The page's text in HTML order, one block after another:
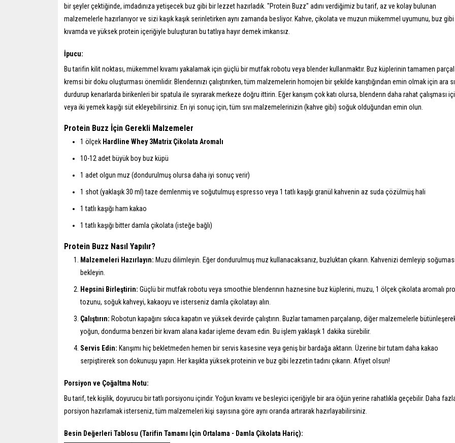
bir şeyler çektiğinde, imdadınıza yetişecek buz gibi bir lezzet hazırladık. "Protein Buzz" adını verdiğimiz bu tarif, az ve kolay bulunan
malzemelerle hazırlanıyor ve sizi kaşık kaşık serinletirken aynı zamanda besliyor. Kahve, çikolata ve muzun mükemmel uyumunu, buz
kıvamda ve yüksek protein içeriğiyle buluşturan bu tatlıya hayır demek imkansız.
İpucu:
Bu tarifin kilit noktası, mükemmel kıvamı yakalamak için güçlü bir mutfak robotu veya blender kullanmaktır. Buz küplerinin tamamen
kremsi bir doku oluşturması önemlidir. Blenderınızı çalıştırırken, tüm malzemelerin homojen bir şekilde karıştığından emin olmak için ara
durdurup kenarlarda birikenleri bir spatula ile sıyırarak merkeze doğru ittirin. Eğer karışım çok katı olursa, blenderın daha rahat çalışması
veya iki yemek kaşığı süt ekleyebilirsiniz. En iyi sonuç için, tüm sıvı malzemelerinizin (kahve gibi) soğuk olduğundan emin olun.
Protein Buzz İçin Gerekli Malzemeler
1 ölçek Hardline Whey 3Matrix Çikolata Aromalı
10-12 adet büyük boy buz küpü
1 adet olgun muz (dondurulmuş olursa daha iyi sonuç verir)
1 shot (yaklaşık 30 ml) taze demlenmiş ve soğutulmuş espresso veya 1 tatlı kaşığı granül kahvenin az suda çözülmüş hali
1 tatlı kaşığı ham kakao
1 tatlı kaşığı bitter damla çikolata (isteğe bağlı)
Protein Buzz Nasıl Yapılır?
Malzemeleri Hazırlayın: Muzu dilimleyin. Eğer dondurulmuş muz kullanacaksanız, buzluktan çıkarın. Kahvenizi demleyip
bekleyin.
Hepsini Birleştirin: Güçlü bir mutfak robotu veya smoothie blenderının haznesine buz küplerini, muzu, 1 ölçek çikolata aromalı
tozunu, soğuk kahveyi, kakaoyu ve isterseniz damla çikolatayı alın.
Çalıştırın: Robotun kapağını sıkıca kapatın ve yüksek devirde çalıştırın. Buzlar tamamen parçalanıp, diğer malzemelerle
yoğun, dondurma benzeri bir kıvam alana kadar işleme devam edin. Bu işlem yaklaşık 1 dakika sürebilir.
Servis Edin: Karışımı hiç bekletmeden hemen bir servis kasesine veya geniş bir bardağa aktarın. Üzerine bir tutam daha kakao
serpiştirerek son dokunuşu yapın. Her kaşıkta yüksek proteinin ve buz gibi lezzetin tadını çıkarın. Afiyet olsun!
Porsiyon ve Çoğaltma Notu:
Bu tarif, tek kişilik, doyurucu bir tatlı porsiyonu içindir. Yoğun kıvamı ve besleyici içeriğiyle bir ara öğün yerine rahatlıkla geçebilir. Daha
porsiyon hazırlamak isterseniz, tüm malzemeleri kişi sayısına göre aynı oranda artırarak hazırlayabilirsiniz.
Besin Değerleri Tablosu (Tarifin Tamamı İçin Ortalama - Damla Çikolata Hariç):